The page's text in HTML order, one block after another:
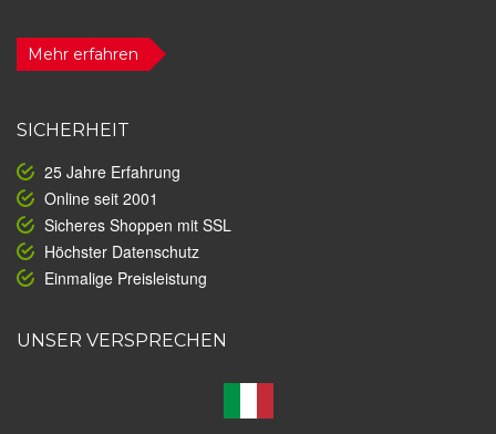
Mehr erfahren
SICHERHEIT
25 Jahre Erfahrung
Online seit 2001
Sicheres Shoppen mit SSL
Höchster Datenschutz
Einmalige Preisleistung
UNSER VERSPRECHEN